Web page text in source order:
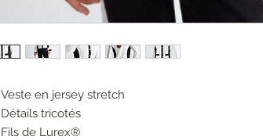
Veste en jersey stretch
Détails tricotés
Fils de Lurex®